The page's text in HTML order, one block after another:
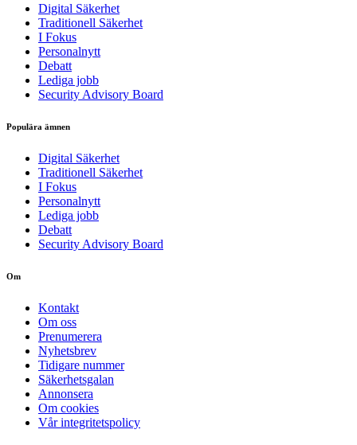
Digital Säkerhet
Traditionell Säkerhet
I Fokus
Personalnytt
Debatt
Lediga jobb
Security Advisory Board
Populära ämnen
Digital Säkerhet
Traditionell Säkerhet
I Fokus
Personalnytt
Lediga jobb
Debatt
Security Advisory Board
Om
Kontakt
Om oss
Prenumerera
Nyhetsbrev
Tidigare nummer
Säkerhetsgalan
Annonsera
Om cookies
Vår integritetspolicy